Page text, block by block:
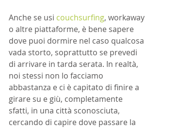
Anche se usi couchsurfing, workaway
o altre piattaforme, è bene sapere
dove puoi dormire nel caso qualcosa
vada storto, soprattutto se prevedi
di arrivare in tarda serata. In realtà,
noi stessi non lo facciamo
abbastanza e ci è capitato di finire a
girare su e giù, completamente
sfatti, in una città sconosciuta,
cercando di capire dove passare la